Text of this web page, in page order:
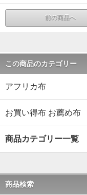
前の商品へ
この商品のカテゴリー
アフリカ布
お買い得布 お薦め布
商品カテゴリー一覧
商品検索